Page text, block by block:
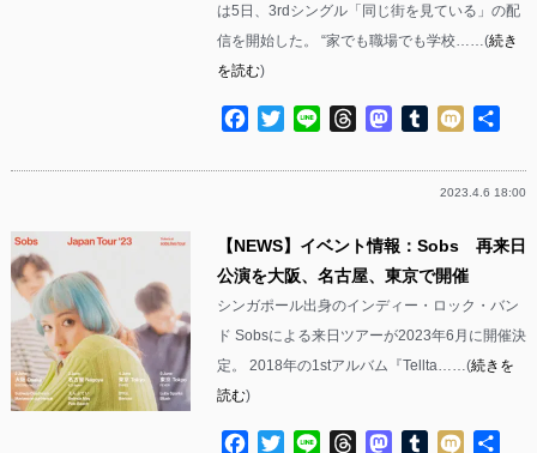
は5日、3rdシングル「同じ街を見ている」の配
信を開始した。 “家でも職場でも学校……(続き
を読む)
Facebook
TwitterLine ThreadsMastodon
Tumblr
Mixi
2023.4.6 18:00
【NEWS】イベント情報：Sobs 再来日
公演を大阪、名古屋、東京で開催
シンガポール出身のインディー・ロック・バン
ド Sobsによる来日ツアーが2023年6月に開催決
定。 2018年の1stアルバム『Tellta……(続きを
読む)
Facebook
TwitterLine ThreadsMastodon
Tumblr
Mixi